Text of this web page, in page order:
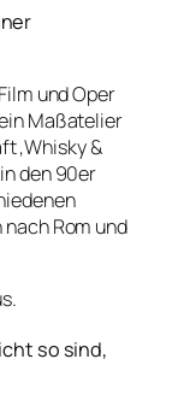
und Oper
Maßatelier
‚Whisky &
den 90er
Rom und
so sind,